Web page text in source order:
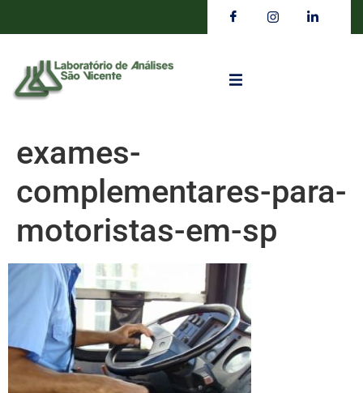
exames-
complementares-para-
motoristas-em-sp